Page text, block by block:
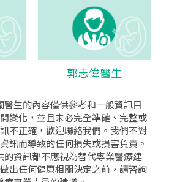
郭志偉醫生
醫生的內容僅供參考和一般資訊目
變化，並且未必完全準確、完整或
不正確，歡迎聯絡我們。我們不對
訊而導致的任何損失或損害負責。
的資訊都不應視為替代專業醫療建
出任何健康相關決定之前，請咨詢